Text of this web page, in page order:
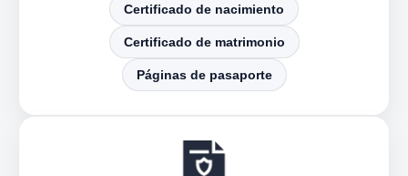
Certificado de nacimiento
Certificado de matrimonio
Páginas de pasaporte